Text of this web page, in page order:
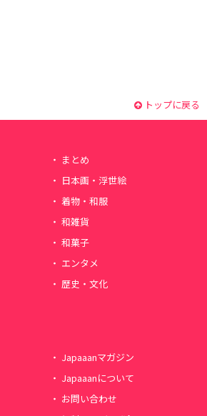
トップに戻る
まとめ
日本画・浮世絵
着物・和服
和雑貨
和菓子
エンタメ
歴史・文化
Japaaanマガジン
Japaaanについて
お問い合わせ